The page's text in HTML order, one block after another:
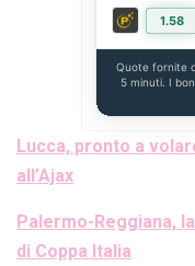
1.58
Quote fornite
5 minuti. I
Lucca, pronto a
all’Ajax
Palermo-Reggiana,
di Coppa Italia